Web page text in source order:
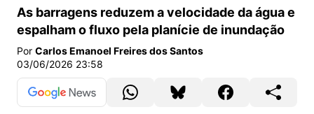
As barragens reduzem a velocidade da água e
espalham o fluxo pela planície de inundação
Por Carlos Emanoel Freires dos Santos
03/06/2026 23:58